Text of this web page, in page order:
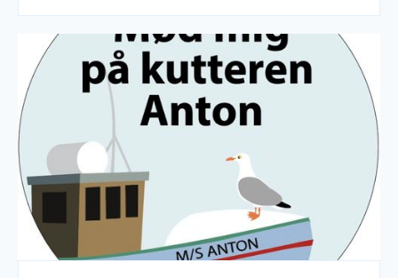
Folkemødet 2026: Kvinderådet - Nye krav til det